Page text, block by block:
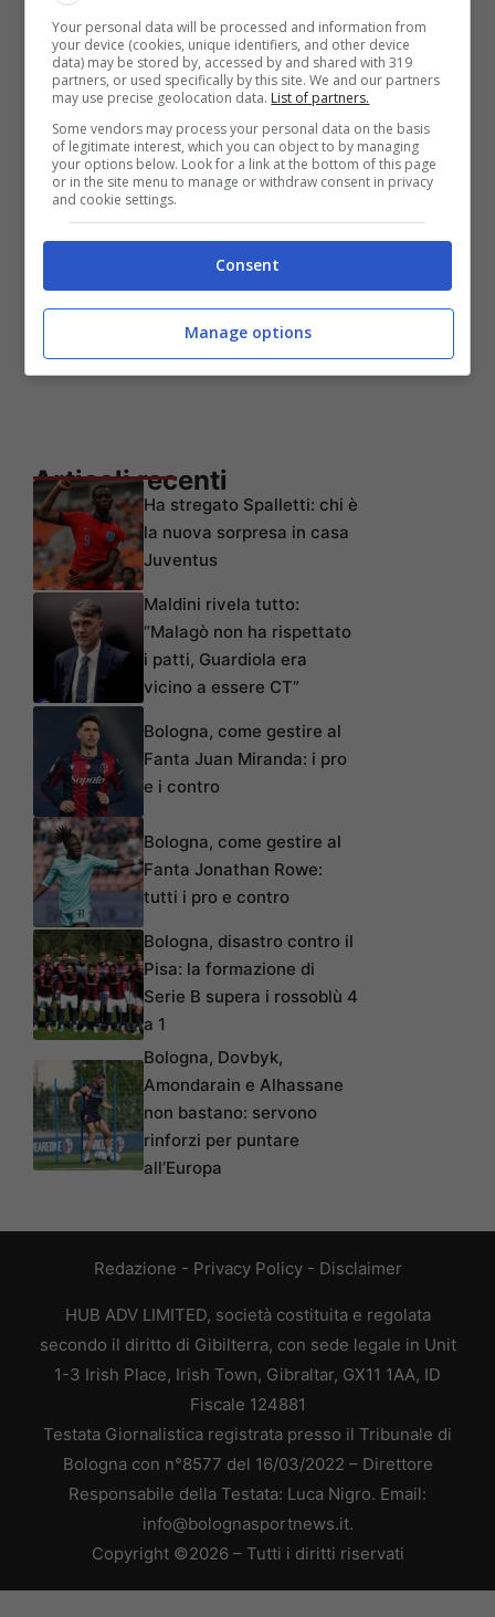
LEGGI ANCHE:Il peso ritrovato della
panchina. Orsolini c’è
Articoli recenti
Ha stregato Spalletti: chi è
la nuova sorpresa in casa
Juventus
Maldini rivela tutto:
“Malagò non ha rispettato
i patti, Guardiola era
vicino a essere CT”
Bologna, come gestire al
Fanta Juan Miranda: i pro
e i contro
Bologna, come gestire al
Fanta Jonathan Rowe:
tutti i pro e contro
Bologna, disastro contro il
Pisa: la formazione di
Serie B supera i rossoblù 4
a 1
Bologna, Dovbyk,
Amondarain e Alhassane
non bastano: servono
rinforzi per puntare
all’Europa
Redazione - Privacy Policy- Disclaimer
HUB ADV LIMITED, società costituita e regolata
secondo il diritto di Gibilterra, con sede legale in Unit
1-3 Irish Place, Irish Town, Gibraltar, GX11 1AA, ID
Fiscale 124881
Testata Giornalistica registrata presso il Tribunale di
Bologna con n°8577 del 16/03/2022 – Direttore
Responsabile della Testata: Luca Nigro. Email:
info@bolognasportnews.it.
Copyright ©2026 – Tutti i diritti riservati
Your personal data will be processed and information from
your device (cookies, unique identifiers, and other device
data) may be stored by, accessed by and shared with 319
partners, or used specifically by this site. We and our partners
may use precise geolocation data. List of partners.
Some vendors may process your personal data on the basis
of legitimate interest, which you can object to by managing
your options below. Look for a link at the bottom of this page
or in the site menu to manage or withdraw consent in privacy
and cookie settings.
Consent
Manage options